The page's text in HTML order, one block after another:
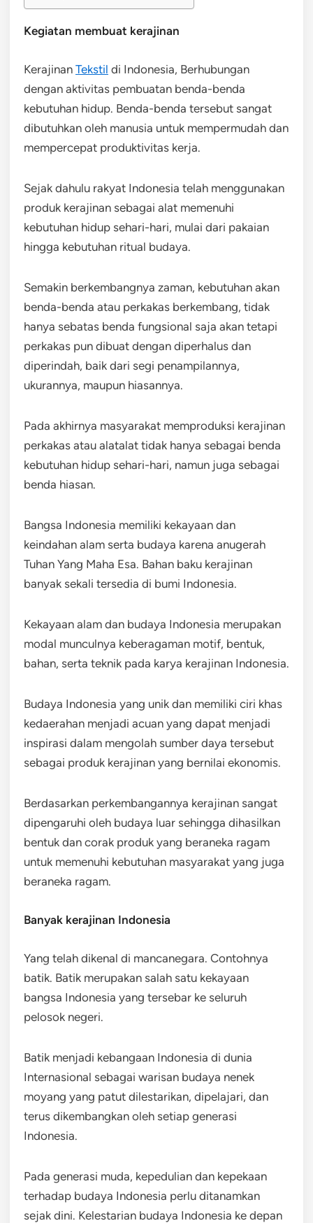
Kegiatan membuat kerajinan
Kerajinan Tekstil di Indonesia, Berhubungan
dengan aktivitas pembuatan benda-benda
kebutuhan hidup. Benda-benda tersebut sangat
dibutuhkan oleh manusia untuk mempermudah dan
mempercepat produktivitas kerja.
Sejak dahulu rakyat Indonesia telah menggunakan
produk kerajinan sebagai alat memenuhi
kebutuhan hidup sehari-hari, mulai dari pakaian
hingga kebutuhan ritual budaya.
Semakin berkembangnya zaman, kebutuhan akan
benda-benda atau perkakas berkembang, tidak
hanya sebatas benda fungsional saja akan tetapi
perkakas pun dibuat dengan diperhalus dan
diperindah, baik dari segi penampilannya,
ukurannya, maupun hiasannya.
Pada akhirnya masyarakat memproduksi kerajinan
perkakas atau alatalat tidak hanya sebagai benda
kebutuhan hidup sehari-hari, namun juga sebagai
benda hiasan.
Bangsa Indonesia memiliki kekayaan dan
keindahan alam serta budaya karena anugerah
Tuhan Yang Maha Esa. Bahan baku kerajinan
banyak sekali tersedia di bumi Indonesia.
Kekayaan alam dan budaya Indonesia merupakan
modal munculnya keberagaman motif, bentuk,
bahan, serta teknik pada karya kerajinan Indonesia.
Budaya Indonesia yang unik dan memiliki ciri khas
kedaerahan menjadi acuan yang dapat menjadi
inspirasi dalam mengolah sumber daya tersebut
sebagai produk kerajinan yang bernilai ekonomis.
Berdasarkan perkembangannya kerajinan sangat
dipengaruhi oleh budaya luar sehingga dihasilkan
bentuk dan corak produk yang beraneka ragam
untuk memenuhi kebutuhan masyarakat yang juga
beraneka ragam.
Banyak kerajinan Indonesia
Yang telah dikenal di mancanegara. Contohnya
batik. Batik merupakan salah satu kekayaan
bangsa Indonesia yang tersebar ke seluruh
pelosok negeri.
Batik menjadi kebangaan Indonesia di dunia
Internasional sebagai warisan budaya nenek
moyang yang patut dilestarikan, dipelajari, dan
terus dikembangkan oleh setiap generasi
Indonesia.
Pada generasi muda, kepedulian dan kepekaan
terhadap budaya Indonesia perlu ditanamkan
sejak dini. Kelestarian budaya Indonesia ke depan